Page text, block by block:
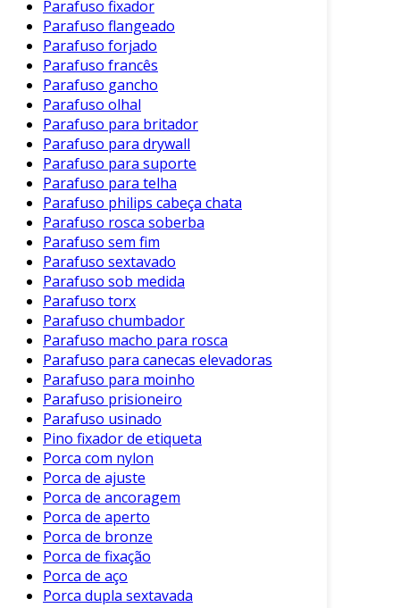
Essas aplicações destacam a relevância do
processo de desidrogenação em impulsionar a
indústria química moderna.
Vantagens da Desidrogenação de
Parafinas
O processo de desidrogenação oferece diversas
vantagens que o tornam atrativo para as
indústrias petroquímicas:
Eficiência Energética:
O processo é energeticamente
eficiente, especialmente quando
utiliza catalisadores avançados.
Maior Rendimento:
A utilização de catalisadores
específicos pode aumentar
consideravelmente o rendimento de
olefinas.
Sustentabilidade:
A conversão de parafinas em
olefinas pode contribuir para o
desenvolvimento de
biocombustíveis, minimizando a
Parafuso fixador
Parafuso flangeado
Parafuso forjado
Parafuso francês
Parafuso gancho
Parafuso olhal
Parafuso para britador
Parafuso para drywall
Parafuso para suporte
Parafuso para telha
Parafuso philips cabeça chata
Parafuso rosca soberba
Parafuso sem fim
Parafuso sextavado
Parafuso sob medida
Parafuso torx
Parafuso chumbador
Parafuso macho para rosca
Parafuso para canecas elevadoras
Parafuso para moinho
Parafuso prisioneiro
Parafuso usinado
Pino fixador de etiqueta
Porca com nylon
Porca de ajuste
Porca de ancoragem
Porca de aperto
Porca de bronze
Porca de fixação
Porca de aço
Porca dupla sextavada